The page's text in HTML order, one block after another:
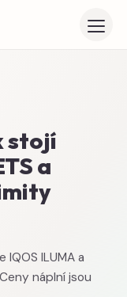
stojí
a
ILUMA a
náplní jsou